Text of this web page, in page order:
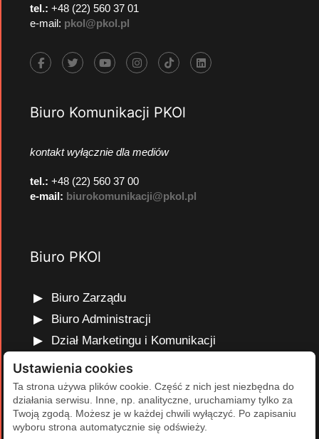
tel.: +48 (22) 560 37 01
e-mail: pkol@pkol.pl
Biuro Komunikacji PKOl
kontakt wyłącznie dla mediów
tel.: +48 (22) 560 37 00
e-mail: biurokomunikacji@pkol.pl
Biuro PKOl
Biuro Zarządu
Biuro Administracji
Dział Marketingu i Komunikacji
Dział Edukacji Olimpijskiej
Dział Finansów i Kadr
Dział Projektów Olimpijskich
Dział Programów Rozwojowych
Ustawienia cookies
Ta strona używa plików cookie. Część z nich jest niezbędna do
działania serwisu. Inne, np. analityczne, uruchamiamy tylko za
Twoją zgodą. Możesz je w każdej chwili wyłączyć. Po zapisaniu
wyboru strona automatycznie się odświeży.